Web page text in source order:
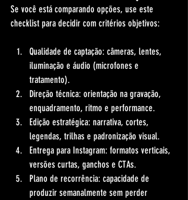
Se você está comparando opções, use este
checklist para decidir com critérios objetivos:
Qualidade de captação: câmeras, lentes,
iluminação e áudio (microfones e
tratamento).
Direção técnica: orientação na gravação,
enquadramento, ritmo e performance.
Edição estratégica: narrativa, cortes,
legendas, trilhas e padronização visual.
Entrega para Instagram: formatos verticais,
versões curtas, ganchos e CTAs.
Plano de recorrência: capacidade de
produzir semanalmente sem perder